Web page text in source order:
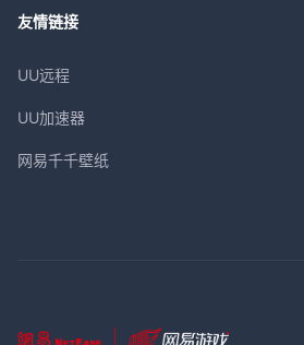
友情链接
UU远程
UU加速器
网易千千壁纸